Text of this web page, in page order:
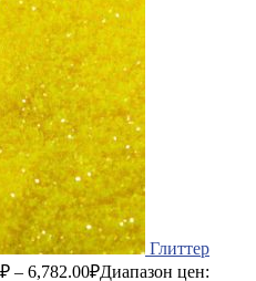
Глиттер
₽ – 6,782.00₽Диапазон цен: